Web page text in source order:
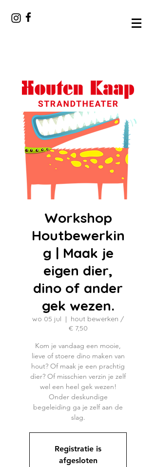
Workshop
Houtbewerkin
g | Maak je
eigen dier,
dino of ander
gek wezen.
wo 05 jul
  |
hout bewerken /
€ 7,50
Kom je vandaag een mooie,
lieve of stoere dino maken van
hout? Of maak je een prachtig
dier? Of misschien verzin je zelf
wel een heel gek wezen!
Onder deskundige
begeleiding ga je zelf aan de
slag.
Registratie is
afgesloten